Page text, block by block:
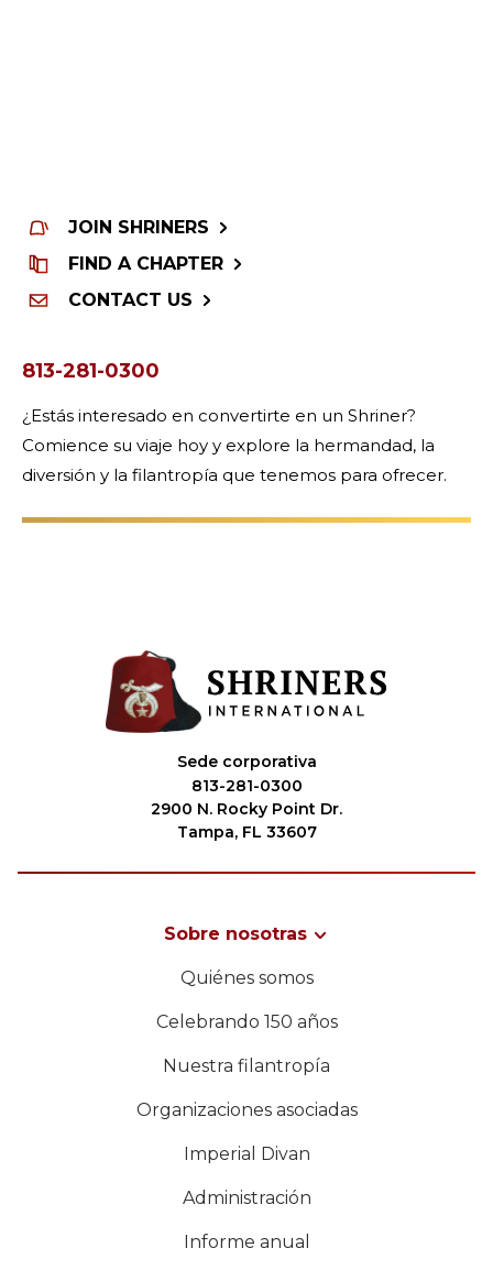
CENTRO DE MIEMBROS
WOMEN IMPACTING CARE
JOIN SHRINERS
FIND A CHAPTER
CONTACT US
813-281-0300
¿Estás interesado en convertirte en un Shriner?
Comience su viaje hoy y explore la hermandad, la
diversión y la filantropía que tenemos para ofrecer.
Sede corporativa
813-281-0300
2900 N. Rocky Point Dr.
Tampa, FL 33607
Sobre nosotras
Quiénes somos
Celebrando 150 años
Nuestra filantropía
Organizaciones asociadas
Imperial Divan
Administración
Informe anual